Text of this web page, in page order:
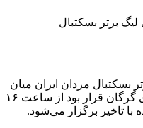
بسکتبال مردان ایران میان
تیم‌های طبیعت اسلامشهر و شهرداری گرگان قرار بود از ساعت ۱۶
با تاخیر برگزار می‌شود.